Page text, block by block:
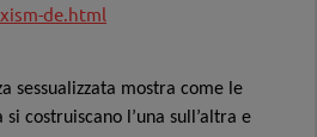
de.html
sessualizzata mostra come le
costruiscano l’una sull’altra e